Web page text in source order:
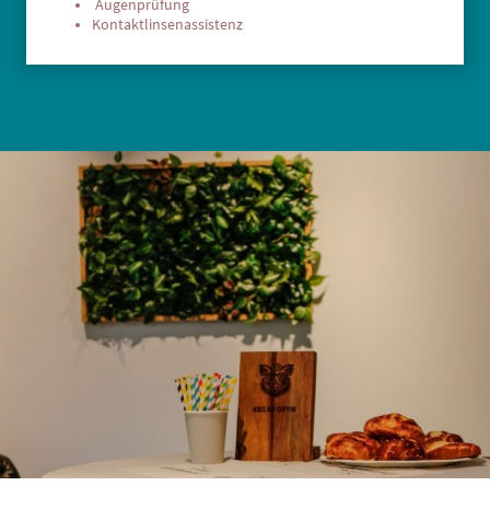
Augenprüfung
Kontaktlinsenassistenz